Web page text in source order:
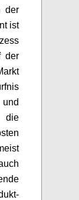
der
ist
der